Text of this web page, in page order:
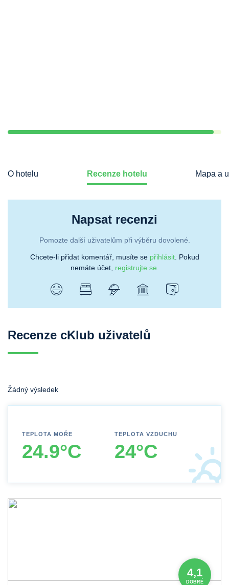
O hotelu Recenze hotelu Mapa a
Napsat recenzi
Pomozte další uživatelům při výběru dovolené.
Chcete-li přidat komentář, musíte se přihlásit. Pokud
nemáte účet, registrujte se.
Recenze cKlub uživatelů
Žádný výsledek
TEPLOTA MOŘE
24.9°C
TEPLOTA VZDUCHU
24°C
4,1
DOBRÉ